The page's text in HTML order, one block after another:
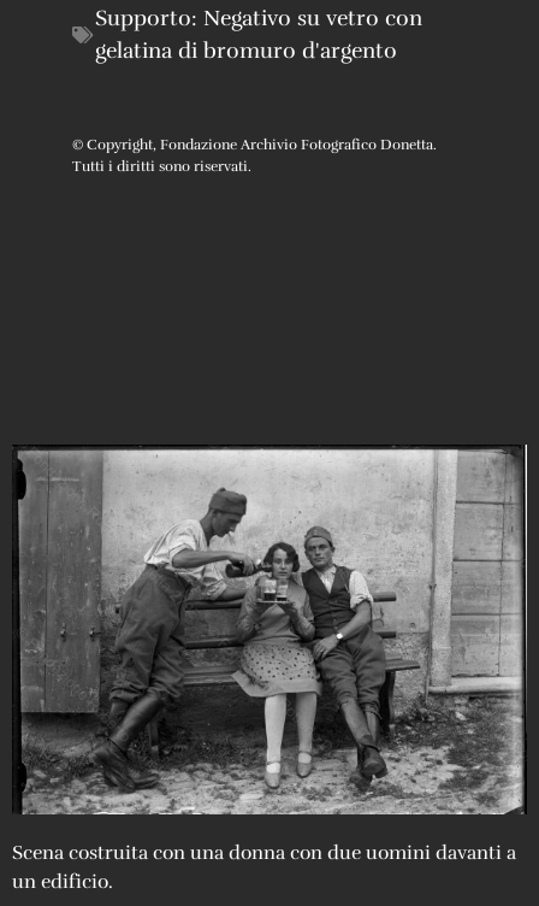
Scena costruita con una donna con due uomini davanti a
un edificio.
Supporto: Negativo su vetro con
gelatina di bromuro d'argento
© Copyright, Fondazione Archivio Fotografico Donetta.
Tutti i diritti sono riservati.